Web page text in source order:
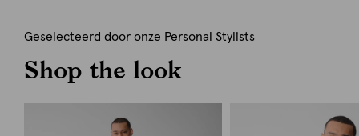
Geselecteerd door onze Personal Stylists
Shop the look